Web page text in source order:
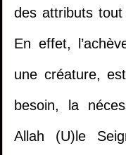
des attributs
En effet,
une créature,
besoin, la
Allah (U)le
1.Il multiplie les